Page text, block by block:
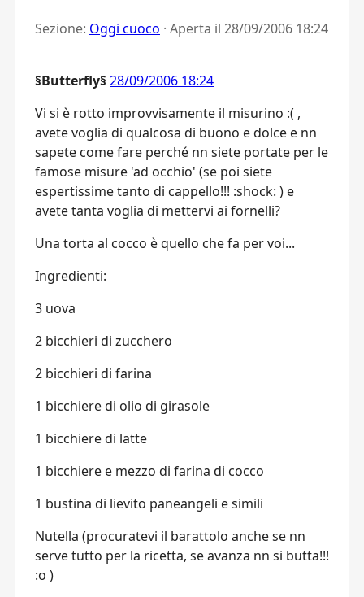
Sezione: Oggi cuoco · Aperta il 28/09/2006 18:24
§Butterfly§ 28/09/2006 18:24
Vi si è rotto improvvisamente il misurino :( ,
avete voglia di qualcosa di buono e dolce e nn
sapete come fare perché nn siete portate per le
famose misure 'ad occhio' (se poi siete
espertissime tanto di cappello!!! :shock: ) e
avete tanta voglia di mettervi ai fornelli?
Una torta al cocco è quello che fa per voi...
Ingredienti:
3 uova
2 bicchieri di zucchero
2 bicchieri di farina
1 bicchiere di olio di girasole
1 bicchiere di latte
1 bicchiere e mezzo di farina di cocco
1 bustina di lievito paneangeli e simili
Nutella (procuratevi il barattolo anche se nn
serve tutto per la ricetta, se avanza nn si butta!!!
:o )